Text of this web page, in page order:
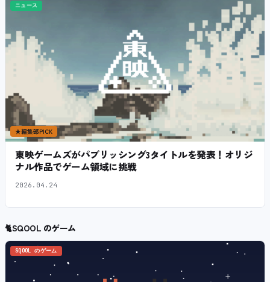
ニュース
★編集部PICK
東映ゲームズがパブリッシング3タイトルを発表！オリジ
ナル作品でゲーム領域に挑戦
2026.04.24
🐈SQOOL のゲーム
SQOOL のゲーム